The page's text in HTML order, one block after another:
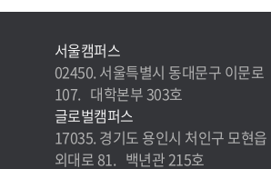
서울캠퍼스
02450. 서울특별시 동대문구 이문로
107. 대학본부 303호
글로벌캠퍼스
17035. 경기도 용인시 처인구 모현읍
외대로 81. 백년관 215호